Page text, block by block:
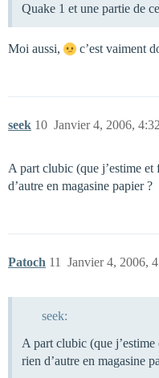
Quake 1 et une partie de
Moi aussi, c’est vaiment
seek Janvier 4, 2006, 4:32
10
A part clubic (que j’estime
d’autre en magasine papier ?
Patoch Janvier 4, 2006,
11
seek:
A part clubic (que
rien d’autre en magasine